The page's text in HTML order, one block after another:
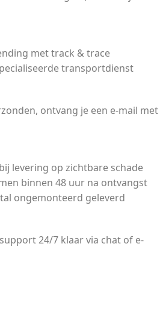
met track & trace
transportdienst
ontvang je een e-mail met
levering op zichtbare schade
binnen 48 uur na ontvangst
ongemonteerd geleverd
24/7 klaar via chat of e-